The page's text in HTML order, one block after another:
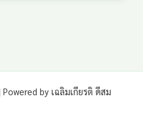
by เฉลิมเกียรติ ดีสม